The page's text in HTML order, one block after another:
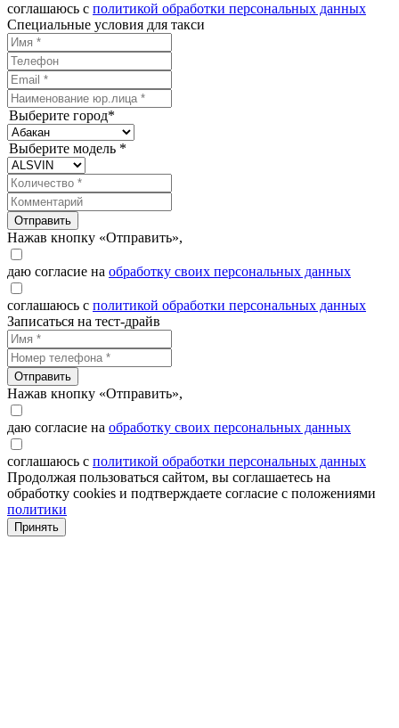
соглашаюсь с политикой обработки персональных данных
Специальные условия для такси
Выберите город*
Выберите модель *
Отправить
Нажав кнопку «Отправить»,
даю согласие на обработку своих персональных данных
соглашаюсь с политикой обработки персональных данных
Записаться на тест-драйв
Отправить
Нажав кнопку «Отправить»,
даю согласие на обработку своих персональных данных
соглашаюсь с политикой обработки персональных данных
Продолжая пользоваться сайтом, вы соглашаетесь на
обработку cookies и подтверждаете согласие с положениями
политики
Принять